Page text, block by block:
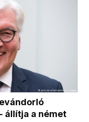
állítja a német